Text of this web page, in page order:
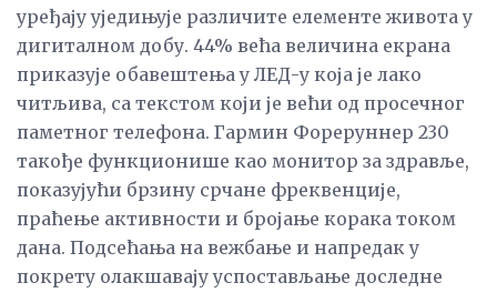
уређају уједињује различите елементе живота у
дигиталном добу. 44% већа величина екрана
приказује обавештења у ЛЕД-у која је лако
читљива, са текстом који је већи од просечног
паметног телефона. Гармин Фореруннер 230
такође функционише као монитор за здравље,
показујући брзину срчане фреквенције,
праћење активности и бројање корака током
дана. Подсећања на вежбање и напредак у
покрету олакшавају успостављање доследне